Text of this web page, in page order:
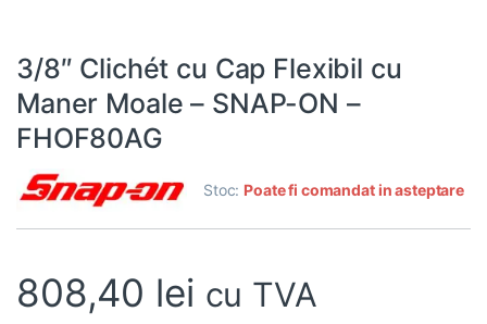
3/8″ Clichét cu Cap Flexibil cu
Maner Moale – SNAP-ON –
FHOF80AG
Stoc: Poate fi comandat in asteptare
808,40 lei cu TVA